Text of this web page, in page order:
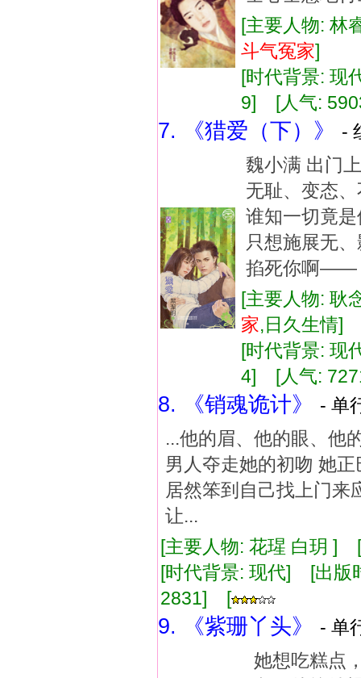
[主要人物: 林
斗气冤家]
[时代背景:
9] [人气:
7. 《猎爱（下）》
-
魏小满 出门
无耻、变态
谁知一切竟
只想施展无
掐死你啊——
[主要人物:
家,日久生情
[时代背景:
4] [人气:
8. 《销魂诡计》
- 单
...他的眉、他的眼、他
男人夺走她的初吻 她
居然笨到自己找上门来
让...
[主要人物: 花瑆 白玥
[时代背景: 现代] [出
2831] [
9. 《紫珊丫头》
- 单
她想吃糕点